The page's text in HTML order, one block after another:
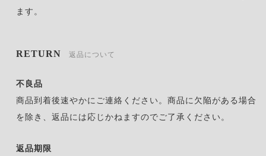
ます。
RETURN 返品について
不良品
商品到着後速やかにご連絡ください。商品に欠陥がある場合
を除き、返品には応じかねますのでご了承ください。
返品期限